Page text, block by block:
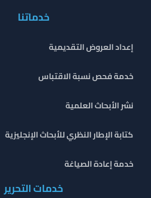
خدماتنا
إعداد العروض التقديمية
خدمة فحص نسبة الاقتباس
نشر الأبحاث العلمية
كتابة الإطار النظري للأبحاث الإنجليزية
خدمة إعادة الصياغة
خدمات التحرير